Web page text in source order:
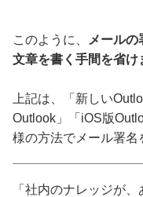
このように、
メール
文章を書く手間を省け
上記は、「新しい
Outlook」「iOS版
様の方法でメール署名
「社内のナレッジが